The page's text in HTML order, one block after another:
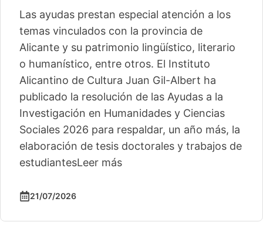
Las ayudas prestan especial atención a los
temas vinculados con la provincia de
Alicante y su patrimonio lingüístico, literario
o humanístico, entre otros. El Instituto
Alicantino de Cultura Juan Gil-Albert ha
publicado la resolución de las Ayudas a la
Investigación en Humanidades y Ciencias
Sociales 2026 para respaldar, un año más, la
elaboración de tesis doctorales y trabajos de
estudiantesLeer más
21/07/2026